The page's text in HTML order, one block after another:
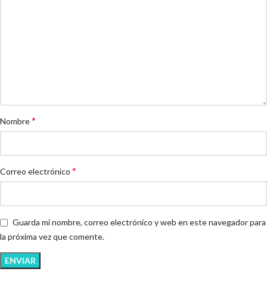
Nombre*
Correo electrónico *
Guarda mi nombre, correo electrónico y web en este navegador para
la próxima vez que comente.